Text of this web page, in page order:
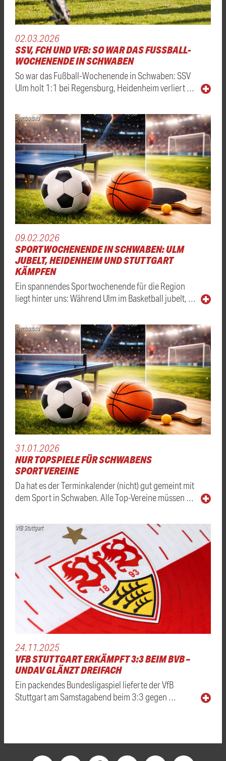
02.03.2026
SSV, FCH UND VFB: SO WAR DAS FUSSBALL-W
OCHENENDE IN SCHWABEN
So war das Fußball-Wochenende in Schwaben: SSV
Ulm holt 1:1 bei Regensburg, Heidenheim verliert …
Symbolbild
09.02.2026
SPORTWOCHENENDE IN SCHWABEN: ULM
JUBELT, HEIDENHEIM UND STUTTGART
KÄMPFEN
Ein spannendes Sportwochenende für die Region
liegt hinter uns: Während Ulm im Basketball jubelt, …
Symbolbild
31.01.2026
NUR TOPSPIELE FÜR SCHWABENS
SPORTVEREINE
Da hat es der Terminkalender (nicht) gut gemeint mit
dem Sport in Schwaben. Alle Top-Vereine müssen …
VfB Stuttgart
24.11.2025
VFB STUTTGART ERKÄMPFT 3:3 BEIM BVB –
UNDAV GLÄNZT DREIFACH
Ein packendes Bundesligaspiel lieferte der VfB
Stuttgart am Samstagabend beim 3:3 gegen …